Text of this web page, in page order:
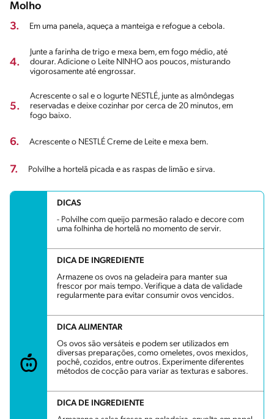
Molho
3.
Em uma panela, aqueça a manteiga e refogue a cebola.
4.
Junte a farinha de trigo e mexa bem, em fogo médio, até
dourar. Adicione o Leite NINHO aos poucos, misturando
vigorosamente até engrossar.
5.
Acrescente o sal e o Iogurte NESTLÉ, junte as almôndegas
reservadas e deixe cozinhar por cerca de 20 minutos, em
fogo baixo.
6. Acrescente o NESTLÉ Creme de Leite e mexa bem.
7. Polvilhe a hortelã picada e as raspas de limão e sirva.
DICAS
- Polvilhe com queijo parmesão ralado e decore com
uma folhinha de hortelã no momento de servir.
DICA DE INGREDIENTE
Armazene os ovos na geladeira para manter sua
frescor por mais tempo. Verifique a data de validade
regularmente para evitar consumir ovos vencidos.
DICA ALIMENTAR
Os ovos são versáteis e podem ser utilizados em
diversas preparações, como omeletes, ovos mexidos,
pochê, cozidos, entre outros. Experimente diferentes
métodos de cocção para variar as texturas e sabores.
DICA DE INGREDIENTE